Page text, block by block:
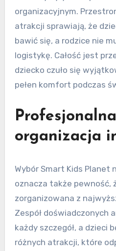
organizacyjnym.
atrakcji sprawiają, że
bawić się, a rodzice nie
logistykę. Całość jest
dziecko czuło się
pełen komfort podczas
Profesjonalna
organizacja
Wybór Smart Kids Planet
oznacza także pewność,
zorganizowana z
Zespół doświadczonych
każdy szczegół, a dzieci
różnych atrakcji, które